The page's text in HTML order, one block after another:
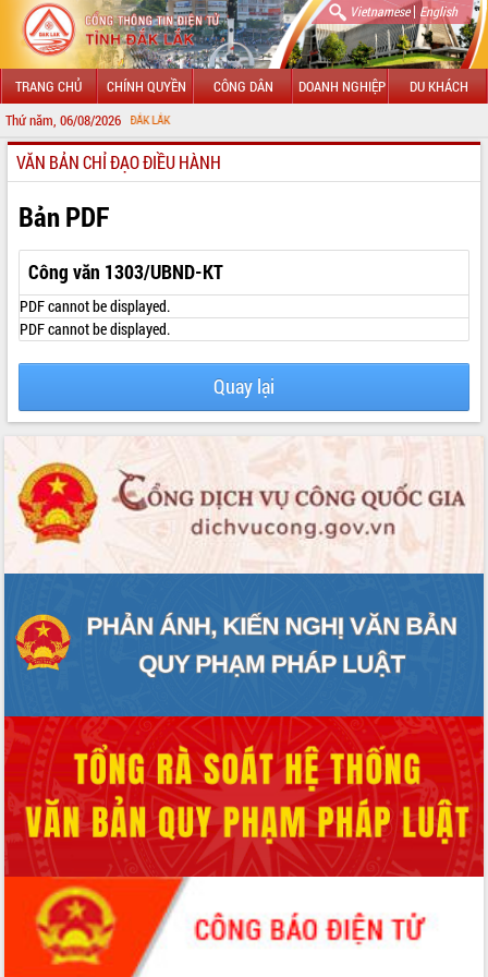
Vietnamese| English
TRANG CHỦ CHÍNH QUYỀN CÔNG DÂN DOANH NGHIỆP DU KHÁCH
Thứ năm, 06/08/2026
GIỚI THIỆU
LÃNH ĐẠO UBND TỈNH
TIN TỨC SỰ KIỆN
SỞ, BAN, NGÀNH
UBND CÁC XÃ, PHƯỜNG
HỆ THỐNG VĂN BẢN
VĂN BẢN HĐND TỈNH
ĐIỂM TIN VĂN BẢN
QUY HOẠCH - KẾ HOẠCH
VĂN BẢN CHỈ ĐẠO ĐIỀU HÀNH
Bản PDF
Công văn 1303/UBND-KT
PDF cannot be displayed.
PDF cannot be displayed.
Quay lại